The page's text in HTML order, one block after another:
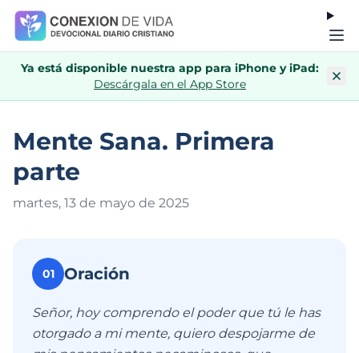
Ya está disponible nuestra app para iPhone y iPad:
Descárgala en el App Store
Mente Sana. Primera
parte
martes, 13 de mayo de 2025
01 Oración
Señor, hoy comprendo el poder que tú le has
otorgado a mi mente, quiero despojarme de